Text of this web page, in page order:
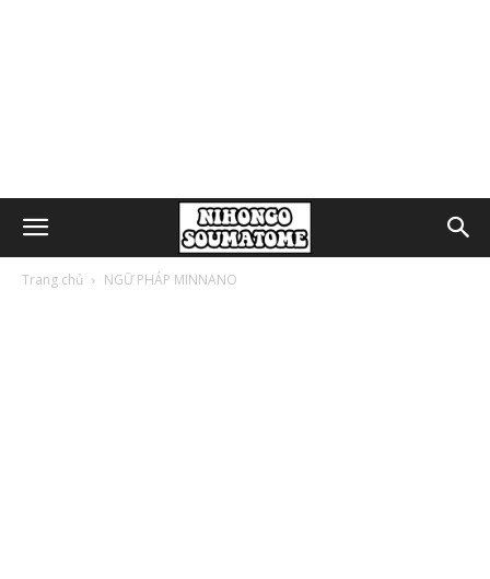
Trang chủ NGỮ PHÁP MINNANO